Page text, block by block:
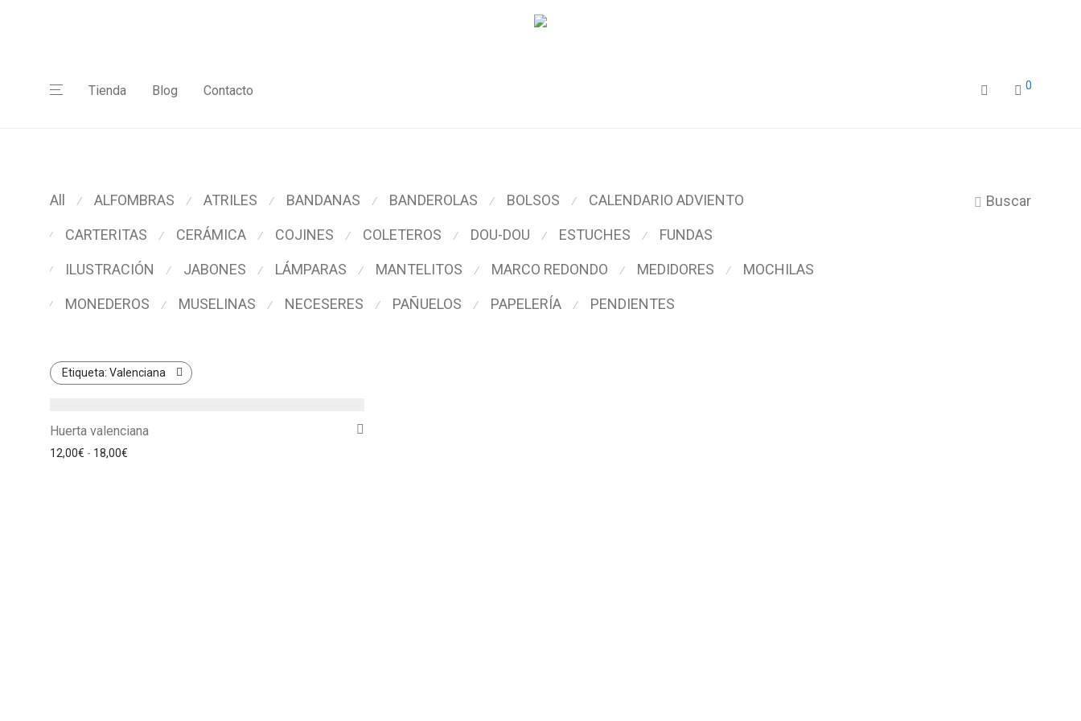
Tienda Blog Contacto 0
Buscar
All ⁄ ALFOMBRAS ⁄ ATRILES ⁄ BANDANAS ⁄ BANDEROLAS ⁄ BOLSOS ⁄ CALENDARIO ADVIENTO
⁄ CARTERITAS ⁄ CERÁMICA ⁄ COJINES ⁄ COLETEROS ⁄ DOU-DOU ⁄ ESTUCHES ⁄ FUNDAS
⁄ ILUSTRACIÓN ⁄ JABONES ⁄ LÁMPARAS ⁄ MANTELITOS ⁄ MARCO REDONDO ⁄ MEDIDORES ⁄ MOCHILAS
⁄ MONEDEROS ⁄ MUSELINAS ⁄ NECESERES ⁄ PAÑUELOS ⁄ PAPELERÍA ⁄ PENDIENTES
Etiqueta: Valenciana
Huerta valenciana
12,00€ - 18,00€